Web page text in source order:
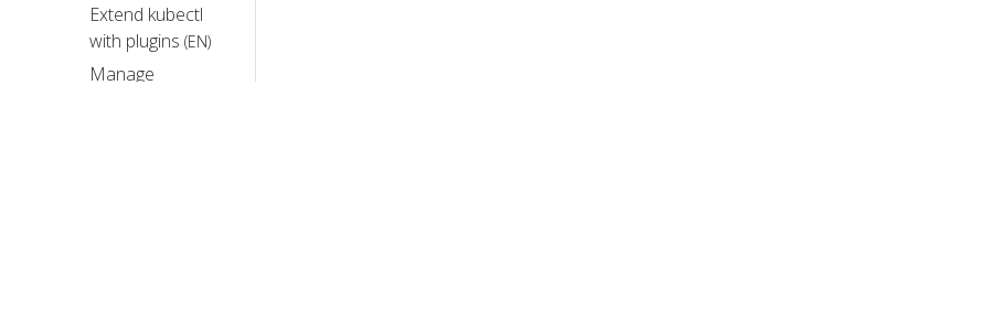
Extend kubectl
with plugins (EN)
Manage